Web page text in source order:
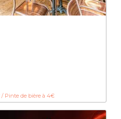
/ Pinte de bière à 4€